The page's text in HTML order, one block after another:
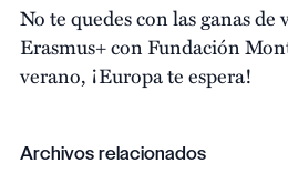
No te quedes con las ganas
Erasmus+ con Fundación
verano, ¡Europa te espera!
Archivos relacionados